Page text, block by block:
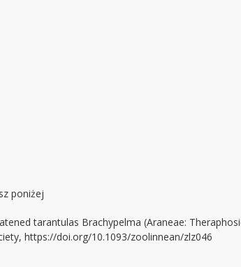
poniżej
tarantulas Brachypelma (Araneae:
https://doi.org/10.1093/zoolinnean/zlz046